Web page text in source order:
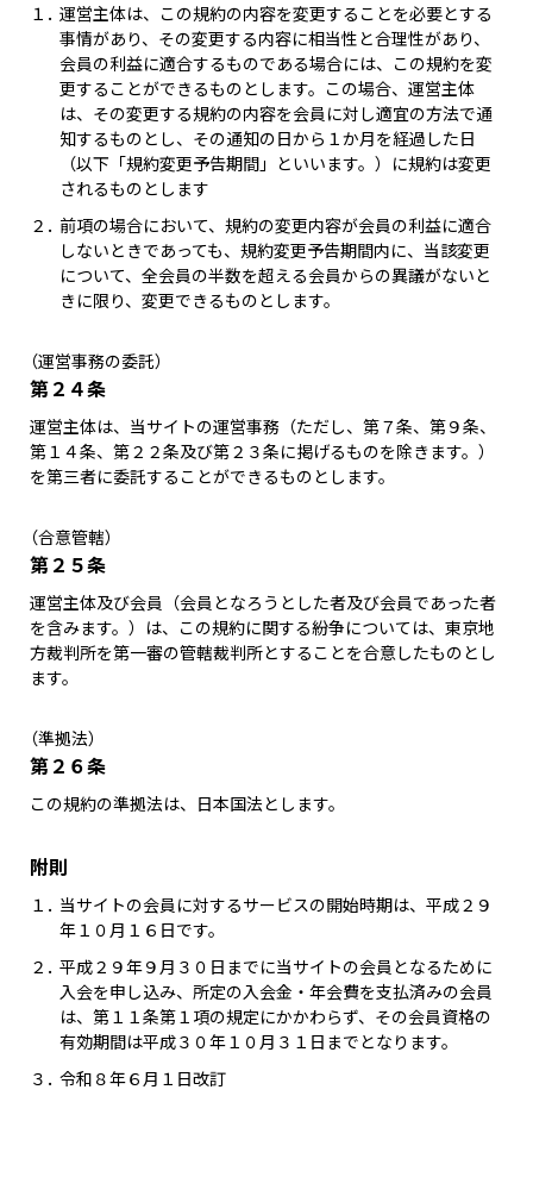
１．運営主体は、この規約の内容を変更することを必要とする
事情があり、その変更する内容に相当性と合理性があり、
会員の利益に適合するものである場合には、この規約を変
更することができるものとします。この場合、運営主体
は、その変更する規約の内容を会員に対し適宜の方法で通
知するものとし、その通知の日から１か月を経過した日
（以下「規約変更予告期間」といいます。）に規約は変更
されるものとします
２．前項の場合において、規約の変更内容が会員の利益に適合
しないときであっても、規約変更予告期間内に、当該変更
について、全会員の半数を超える会員からの異議がないと
きに限り、変更できるものとします。
（運営事務の委託）
第２４条
運営主体は、当サイトの運営事務（ただし、第７条、第９条、
第１４条、第２２条及び第２３条に掲げるものを除きます。）
を第三者に委託することができるものとします。
（合意管轄）
第２５条
運営主体及び会員（会員となろうとした者及び会員であった者
を含みます。）は、この規約に関する紛争については、東京地
方裁判所を第一審の管轄裁判所とすることを合意したものとし
ます。
（準拠法）
第２６条
この規約の準拠法は、日本国法とします。
附則
１．当サイトの会員に対するサービスの開始時期は、平成２９
年１０月１６日です。
２．平成２９年９月３０日までに当サイトの会員となるために
入会を申し込み、所定の入会金・年会費を支払済みの会員
は、第１１条第１項の規定にかかわらず、その会員資格の
有効期間は平成３０年１０月３１日までとなります。
３．令和８年６月１日改訂